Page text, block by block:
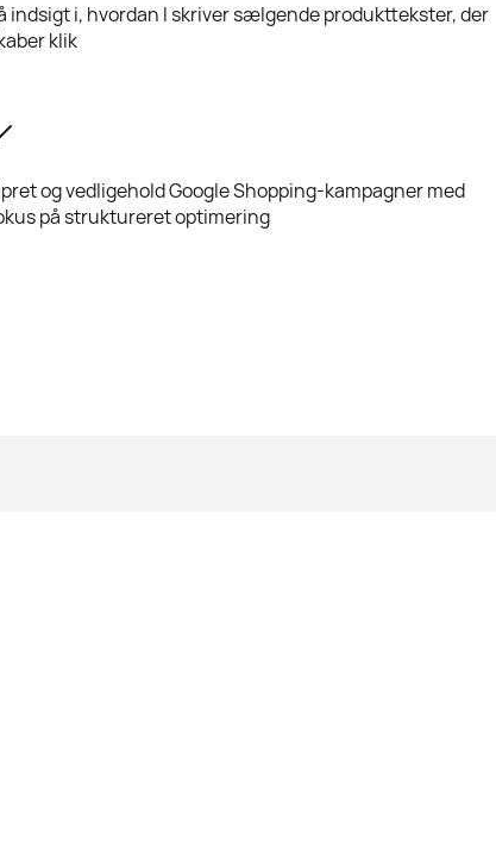
indsigt i, hvordan I skriver sælgende produkttekster, der
klik
og vedligehold Google Shopping-kampagner med
på struktureret optimering